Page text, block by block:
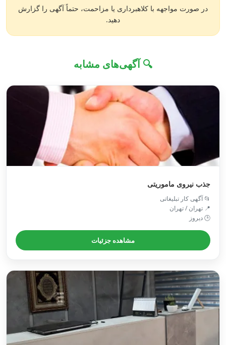
در صورت مواجهه با کلاهبرداری یا مزاحمت، حتماً آگهی را گزارش
دهید.
🔍 آگهی‌های مشابه
جذب نیروی ماموریتی
📂 آگهی کار تبلیغاتی
📍 تهران / تهران
🕒 دیروز
مشاهده جزئیات